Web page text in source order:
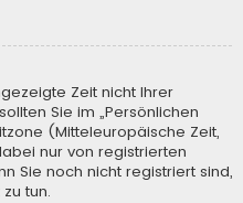
Zeit nicht Ihrer
Sie im „Persönlichen
(Mitteleuropäische Zeit,
nur von registrierten
Sie noch nicht registriert sind,
tun.